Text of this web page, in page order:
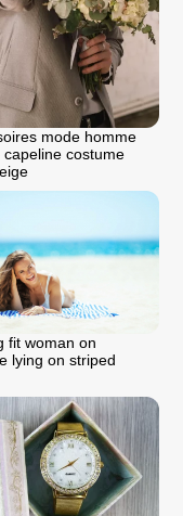
mode homme
capeline costume
fit woman on
lying on striped